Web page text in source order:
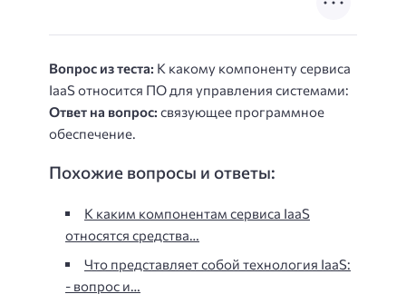
Вопрос из теста: К какому компоненту сервиса
IaaS относится ПО для управления системами:
Ответ на вопрос: связующее программное
обеспечение.
Похожие вопросы и ответы:
К каким компонентам сервиса IaaS
относятся средства…
Что представляет собой технология IaaS:
- вопрос и…